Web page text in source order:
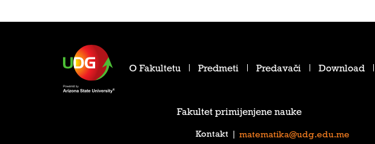
O Fakultetu Predmeti Predavači Download
Fakultet primijenjene nauke
Kontakt matematika@udg.edu.me